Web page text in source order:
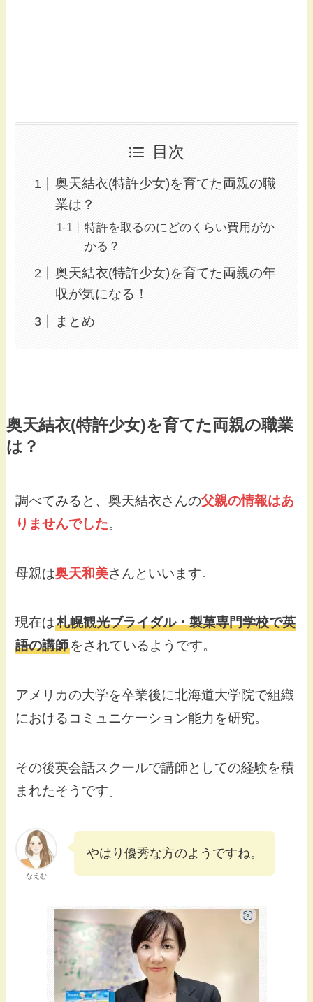
目次
奥天結衣(特許少女)を育てた両親の職
業は？
特許を取るのにどのくらい費用がか
かる？
奥天結衣(特許少女)を育てた両親の年
収が気になる！
まとめ
奥天結衣(特許少女)を育てた両親の職業
は？
調べてみると、奥天結衣さんの父親の情報はあ
りませんでした。
母親は奥天和美さんといいます。
現在は札幌観光ブライダル・製菓専門学校で英
語の講師をされているようです。
アメリカの大学を卒業後に北海道大学院で組織
におけるコミュニケーション能力を研究。
その後英会話スクールで講師としての経験を積
まれたそうです。
なえむ
やはり優秀な方のようですね。